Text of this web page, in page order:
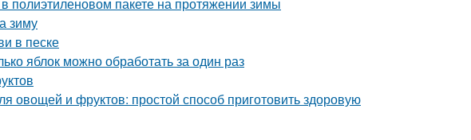
зиму
в песке
яблок можно обработать за один раз
овощей и фруктов: простой способ приготовить здоровую